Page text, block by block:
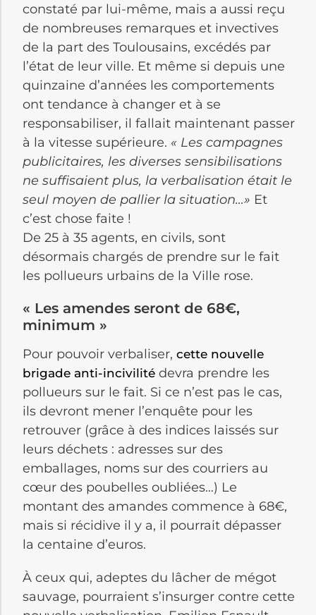
constaté par lui-même, mais a aussi reçu
de nombreuses remarques et invectives
de la part des Toulousains, excédés par
l’état de leur ville. Et même si depuis une
quinzaine d’années les comportements
ont tendance à changer et à se
responsabiliser, il fallait maintenant passer
à la vitesse supérieure. « Les campagnes
publicitaires, les diverses sensibilisations
ne suffisaient plus, la verbalisation était le
seul moyen de pallier la situation…» Et
c’est chose faite !
De 25 à 35 agents, en civils, sont
désormais chargés de prendre sur le fait
les pollueurs urbains de la Ville rose.
« Les amendes seront de 68€,
minimum »
Pour pouvoir verbaliser, cette nouvelle
brigade anti-incivilité devra prendre les
pollueurs sur le fait. Si ce n’est pas le cas,
ils devront mener l’enquête pour les
retrouver (grâce à des indices laissés sur
leurs déchets : adresses sur des
emballages, noms sur des courriers au
cœur des poubelles oubliées…) Le
montant des amandes commence à 68€,
mais si récidive il y a, il pourrait dépasser
la centaine d’euros.
À ceux qui, adeptes du lâcher de mégot
sauvage, pourraient s’insurger contre cette